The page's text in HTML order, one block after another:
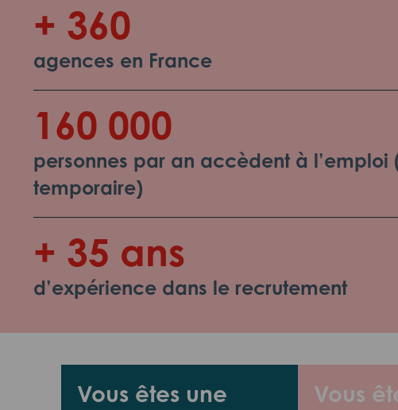
+ 360
agences en France
160 000
personnes par an accèdent à l’emploi
temporaire)
+ 35 ans
d’expérience dans le recrutement
Vous êtes une
Vous